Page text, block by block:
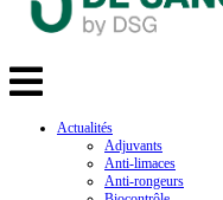
Actualités
Adjuvants
Anti-limaces
Anti-rongeurs